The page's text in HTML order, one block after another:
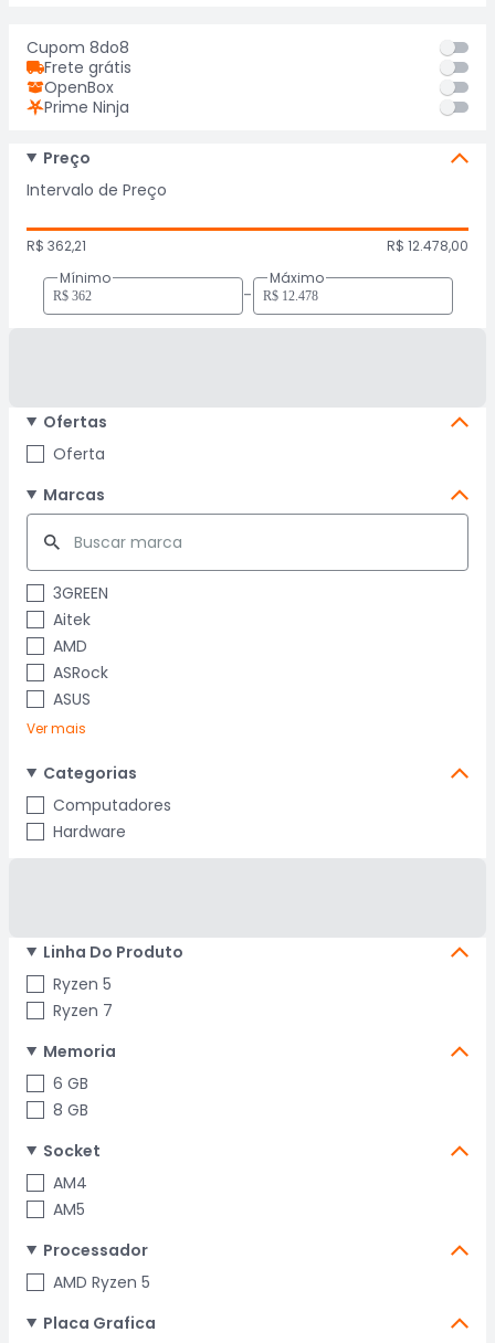
Cupom 8do8
Frete grátis
OpenBox
Prime Ninja
Preço
Intervalo de Preço
R$ 362,21
R$ 12.478,00
Mínimo
-
Máximo
Ofertas
Oferta
Marcas
3GREEN
Aitek
AMD
ASRock
ASUS
Ver mais
Categorias
Computadores
Hardware
Linha Do Produto
Ryzen 5
Ryzen 7
Memoria
6 GB
8 GB
Socket
AM4
AM5
Processador
AMD Ryzen 5
Placa Grafica